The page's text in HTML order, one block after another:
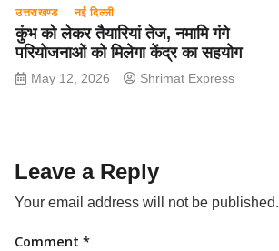
उत्तराखण्ड नई दिल्ली
कुंभ को लेकर तैयारियां तेज, नमामि गंगे
परियोजनाओं को मिलेगा केंद्र का सहयोग
May 12, 2026 Shrimat Express
Leave a Reply
Your email address will not be published.
Comment *